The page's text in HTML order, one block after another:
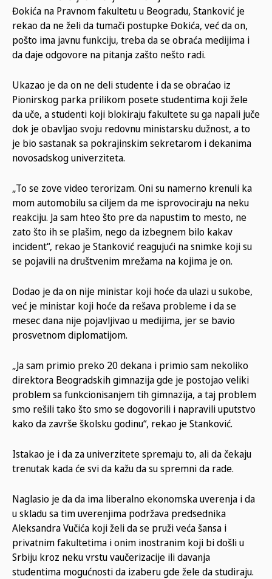
Đokića na Pravnom fakultetu u Beogradu, Stanković je
rekao da ne želi da tumači postupke Đokića, već da on,
pošto ima javnu funkciju, treba da se obraća medijima i
da daje odgovore na pitanja zašto nešto radi.
Ukazao je da on ne deli studente i da se obraćao iz
Pionirskog parka prilikom posete studentima koji žele
da uče, a studenti koji blokiraju fakultete su ga napali juče
dok je obavljao svoju redovnu ministarsku dužnost, a to
je bio sastanak sa pokrajinskim sekretarom i dekanima
novosadskog univerziteta.
„To se zove video terorizam. Oni su namerno krenuli ka
mom automobilu sa ciljem da me isprovociraju na neku
reakciju. Ja sam hteo što pre da napustim to mesto, ne
zato što ih se plašim, nego da izbegnem bilo kakav
incident“, rekao je Stanković reagujući na snimke koji su
se pojavili na društvenim mrežama na kojima je on.
Dodao je da on nije ministar koji hoće da ulazi u sukobe,
već je ministar koji hoće da rešava probleme i da se
mesec dana nije pojavljivao u medijima, jer se bavio
prosvetnom diplomatijom.
„Ja sam primio preko 20 dekana i primio sam nekoliko
direktora Beogradskih gimnazija gde je postojao veliki
problem sa funkcionisanjem tih gimnazija, a taj problem
smo rešili tako što smo se dogovorili i napravili uputstvo
kako da završe školsku godinu“, rekao je Stanković.
Istakao je i da za univerzitete spremaju to, ali da čekaju
trenutak kada će svi da kažu da su spremni da rade.
Naglasio je da da ima liberalno ekonomska uverenja i da
u skladu sa tim uverenjima podržava predsednika
Aleksandra Vučića koji želi da se pruži veća šansa i
privatnim fakultetima i onim inostranim koji bi došli u
Srbiju kroz neku vrstu vaučerizacije ili davanja
studentima mogućnosti da izaberu gde žele da studiraju.